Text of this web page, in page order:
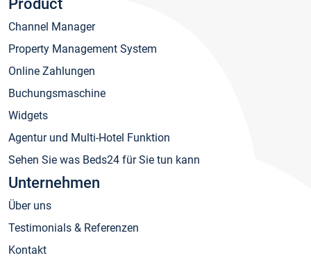
Product
Channel Manager
Property Management System
Online Zahlungen
Buchungsmaschine
Widgets
Agentur und Multi-Hotel Funktion
Sehen Sie was Beds24 für Sie tun kann
Unternehmen
Über uns
Testimonials & Referenzen
Kontakt